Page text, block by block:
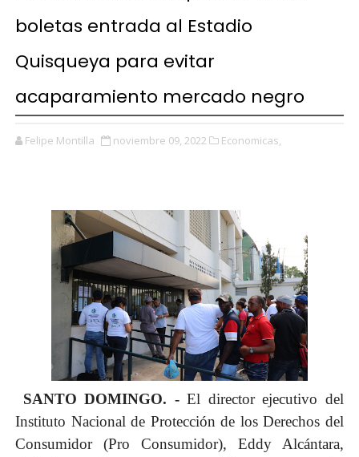
boletas entrada al Estadio
Quisqueya para evitar
acaparamiento mercado negro
Felipe Montilla noviembre 09, 2022 Economicas,
SANTO DOMINGO. -El director ejecutivo del
Instituto Nacional de Protección de los Derechos del
Consumidor (Pro Consumidor), Eddy Alcántara,